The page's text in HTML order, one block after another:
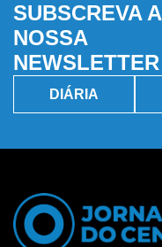
SUBSCREVA A
NOSSA
NEWSLETTER
DIÁRIA